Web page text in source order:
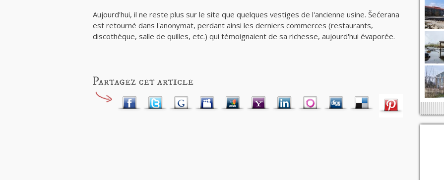
Aujourd'hui, il ne reste plus sur le site que quelques vestiges de l'ancienne usine. Šećerana
est retourné dans l'anonymat, perdant ainsi les derniers commerces (restaurants,
discothèque, salle de quilles, etc.) qui témoignaient de sa richesse, aujourd'hui évaporée.